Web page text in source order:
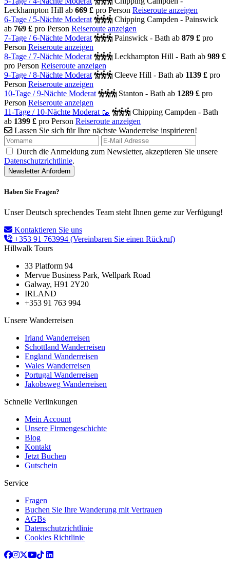
Leckhampton Hill ab 669 £ pro Person Reiseroute anzeigen
6-Tage / 5-Nächte Moderat
Chipping Campden - Painswick
ab 769 £ pro Person Reiseroute anzeigen
7-Tage / 6-Nächte Moderat
Painswick - Bath ab 879 £ pro
Person Reiseroute anzeigen
8-Tage / 7-Nächte Moderat
Leckhampton Hill - Bath ab 989 £
pro Person Reiseroute anzeigen
9-Tage / 8-Nächte Moderat
Cleeve Hill - Bath ab 1139 £ pro
Person Reiseroute anzeigen
10-Tage / 9-Nächte Moderat
Stanton - Bath ab 1289 £ pro
Person Reiseroute anzeigen
11-Tage / 10-Nächte Moderat 🥾
Chipping Campden - Bath
ab 1399 £ pro Person Reiseroute anzeigen
Lassen Sie sich für Ihre nächste Wanderreise inspirieren!
Durch die Anmeldung zum Newsletter, akzeptieren Sie unsere
Datenschutzrichtlinie.
Haben Sie Fragen?
Unser Deutsch sprechendes Team steht Ihnen gerne zur Verfügung!
Kontaktieren Sie uns
+353 91 763994 (Vereinbaren Sie einen Rückruf)
Hillwalk Tours
33 Platform 94
Mervue Business Park, Wellpark Road
Galway, H91 2Y20
IRLAND
+353 91 763 994
Unsere Wanderreisen
Irland Wanderreisen
Schottland Wanderreisen
England Wanderreisen
Wales Wanderreisen
Portugal Wanderreisen
Jakobsweg Wanderreisen
Schnelle Verlinkungen
Mein Account
Unsere Firmengeschichte
Blog
Kontakt
Jetzt Buchen
Gutschein
Service
Fragen
Buchen Sie Ihre Wanderung mit Vertrauen
AGBs
Datenschutzrichtlinie
Cookies Richtlinie